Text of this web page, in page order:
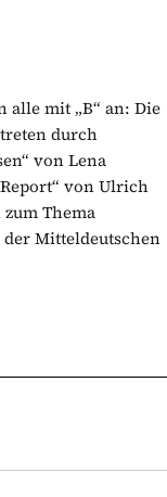
alle mit „B“ an: Die
durch
von Lena
von Ulrich
Thema
Mitteldeutschen